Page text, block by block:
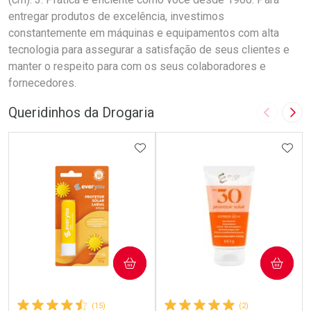
entregar produtos de excelência, investimos
constantemente em máquinas e equipamentos com alta
tecnologia para assegurar a satisfação de seus clientes e
manter o respeito para com os seus colaboradores e
fornecedores.
Queridinhos da Drogaria Imagem
(15)
ADICIONAR AOS FAVORITOS
COMPRAR
(2)
COMPRAR